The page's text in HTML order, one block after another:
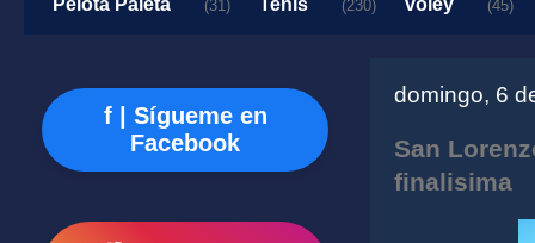
Pelota Paleta (31) Tenis (230) voley (45)
domingo, 6
San
finalisima
f | Sígueme en
Facebook